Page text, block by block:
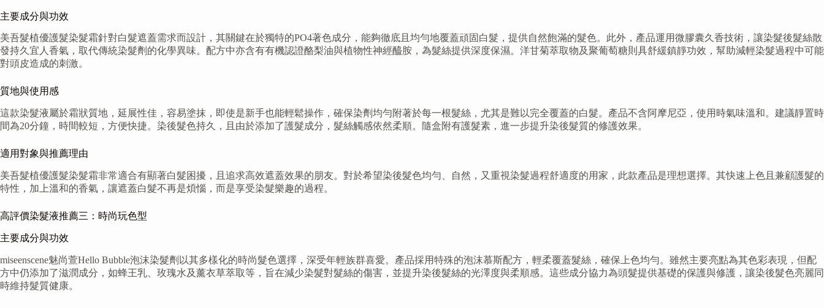
主要成分與功效
美吾髮植優護髮染髮霜針對白髮遮蓋需求而設計，其關鍵在於獨特的PO4著色成分，能夠徹底且均勻地覆蓋頑固白髮，提供自然飽滿的髮色。此外，產品運用微膠囊久香技術，讓染髮後髮絲散
發持久宜人香氣，取代傳統染髮劑的化學異味。配方中亦含有有機認證酪梨油與植物性神經醯胺，為髮絲提供深度保濕。洋甘菊萃取物及聚葡萄糖則具舒緩鎮靜功效，幫助減輕染髮過程中可能
對頭皮造成的刺激。
質地與使用感
這款染髮液屬於霜狀質地，延展性佳，容易塗抹，即使是新手也能輕鬆操作，確保染劑均勻附著於每一根髮絲，尤其是難以完全覆蓋的白髮。產品不含阿摩尼亞，使用時氣味溫和。建議靜置時
間為20分鐘，時間較短，方便快捷。染後髮色持久，且由於添加了護髮成分，髮絲觸感依然柔順。隨盒附有護髮素，進一步提升染後髮質的修護效果。
適用對象與推薦理由
美吾髮植優護髮染髮霜非常適合有顯著白髮困擾，且追求高效遮蓋效果的朋友。對於希望染後髮色均勻、自然，又重視染髮過程舒適度的用家，此款產品是理想選擇。其快速上色且兼顧護髮的
特性，加上溫和的香氣，讓遮蓋白髮不再是煩惱，而是享受染髮樂趣的過程。
高評價染髮液推薦三：時尚玩色型
主要成分與功效
miseenscene魅尚萱Hello Bubble泡沫染髮劑以其多樣化的時尚髮色選擇，深受年輕族群喜愛。產品採用特殊的泡沫慕斯配方，輕柔覆蓋髮絲，確保上色均勻。雖然主要亮點為其色彩表現，但配
方中仍添加了滋潤成分，如蜂王乳、玫瑰水及薰衣草萃取等，旨在減少染髮對髮絲的傷害，並提升染後髮絲的光澤度與柔順感。這些成分協力為頭髮提供基礎的保護與修護，讓染後髮色亮麗同
時維持髮質健康。